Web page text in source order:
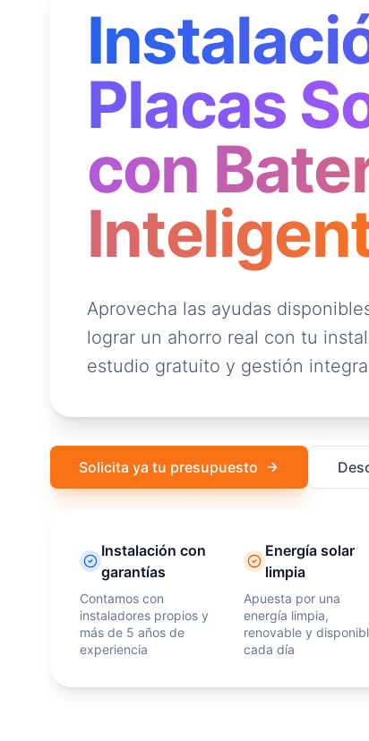
Placas
con
Aprovecha las ayudas
lograr un ahorro real con tu
estudio gratuito y gestión
Solicita ya tu presupuesto
Instalación con
garantías
Contamos con
instaladores propios y
más de 5 años de
experiencia
Energía solar
limpia
Apuesta por una
energía limpia,
renovable y
cada día